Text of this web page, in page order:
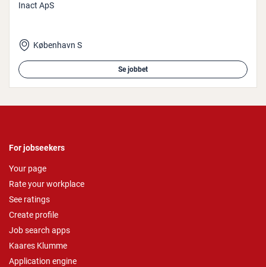
Inact ApS
København S
Se jobbet
For jobseekers
Your page
Rate your workplace
See ratings
Create profile
Job search apps
Kaares Klumme
Application engine